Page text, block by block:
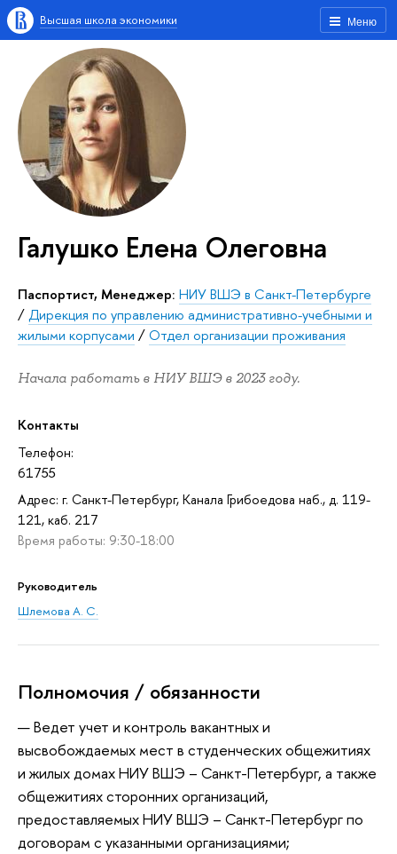
Меню
Высшая школа экономики
Галушко Елена Олеговна
Паспортист, Менеджер: НИУ ВШЭ в Санкт-Петербурге
/Дирекция по управлению административно-учебными и
жилыми корпусами /Отдел организации проживания
Начала работать в НИУ ВШЭ в 2023 году.
Контакты
Телефон:
61755
Адрес: г. Санкт-Петербург, Канала Грибоедова наб., д. 119-
121, каб. 217
Время работы: 9:30-18:00
Руководитель
Шлемова А. С.
Полномочия / обязанности
Ведет учет и контроль вакантных и
высвобождаемых мест в студенческих общежитиях
и жилых домах НИУ ВШЭ – Санкт-Петербург, а также
общежитиях сторонних организаций,
предоставляемых НИУ ВШЭ – Санкт-Петербург по
договорам с указанными организациями;